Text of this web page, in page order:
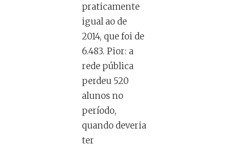
praticamente
igual ao de
2014, que foi de
6.483. Pior: a
rede pública
perdeu 520
alunos no
período,
quando deveria
ter